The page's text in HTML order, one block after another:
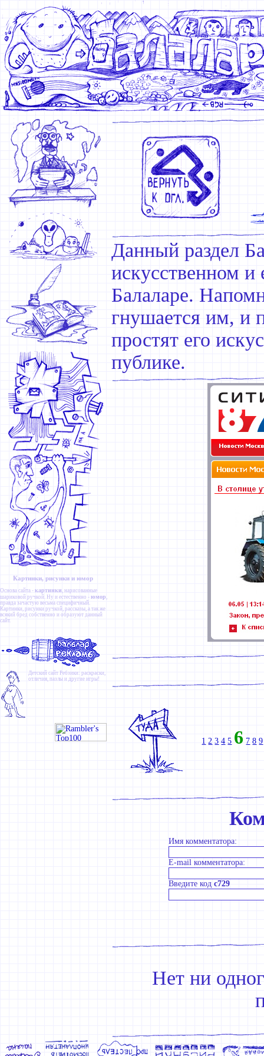
Картинки, рисунки и юмор
Основа сайта - картинки , нарисованные
шариковой ручкой. Ну и естественно - юмор ,
правда зачастую весьма специфичный.
Картинки, рисунки ручкой, рассказы, а так же
всякий бред собственно и образуют данный
сайт.
Детский сайт Ребзики: раскраски,
отличия, пазлы и другие игры!
Данный раздел
искусственном и
Балаларе.
гнушается им, и
простят его
публике.
1 2 3 4 5 6 7 8 9
Имя комментатора:
E-mail комментатора:
Введите код c729
Нет ни